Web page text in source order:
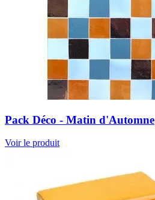
Pack Déco - Matin d'Automne
Voir le produit